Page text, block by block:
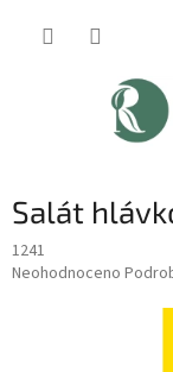
Salát
1241
Průměrné
Neohodnoceno